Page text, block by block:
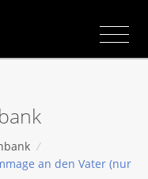
/
an den Vater (nur